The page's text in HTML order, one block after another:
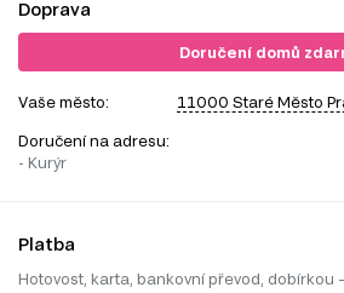
Doprava
Doručení domů
Vaše město: 11000 Staré Město
Doručení na adresu:
- Kurýr
Platba
Hotovost, karta, bankovní převod, dobírkou